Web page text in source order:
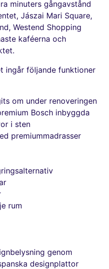
minuters gångavstånd
Jászai Mari Square,
Westend Shopping
kaféerna och
ingår följande funktioner
om under renoveringen
Bosch inbyggda
i sten
premiummadrasser
rum
genom
designplattor